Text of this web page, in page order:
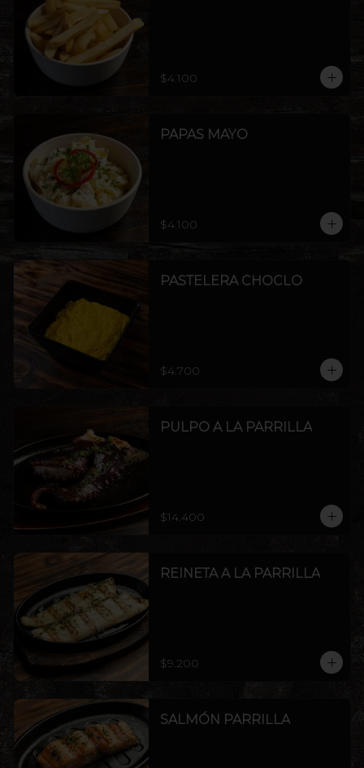
$4.100
PAPAS MAYO
$4.100
PASTELERA CHOCLO
$4.700
PULPO A LA PARRILLA
$14.400
REINETA A LA PARRILLA
$9.200
SALMÓN PARRILLA